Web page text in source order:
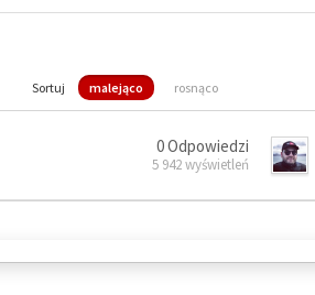
Sortuj malejąco rosnąco
0 Odpowiedzi
5 942 wyświetleń